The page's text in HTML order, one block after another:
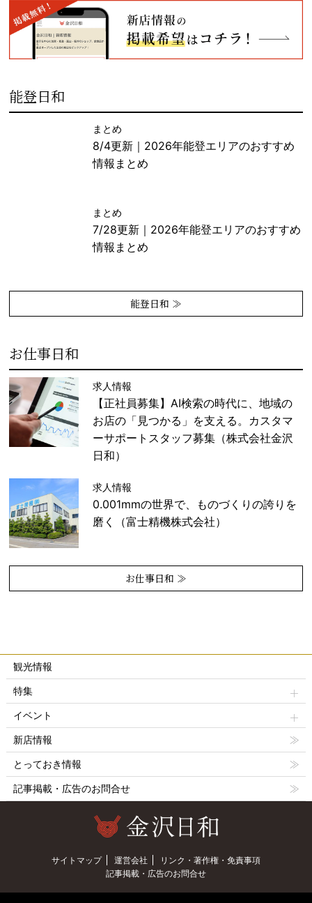
能登日和
まとめ
8/4更新｜2026年能登エリアのおすすめ
情報まとめ
まとめ
7/28更新｜2026年能登エリアのおすすめ
情報まとめ
能登日和 ≫
お仕事日和
求人情報
【正社員募集】AI検索の時代に、地域の
お店の「見つかる」を支える。カスタマ
ーサポートスタッフ募集（株式会社金沢
日和）
求人情報
0.001mmの世界で、ものづくりの誇りを
磨く（富士精機株式会社）
お仕事日和 ≫
観光情報
特集
イベント
新店情報
とっておき情報
記事掲載・広告のお問合せ
サイトマップ 運営会社
リンク・著作権・免責事項
記事掲載・広告のお問合せ